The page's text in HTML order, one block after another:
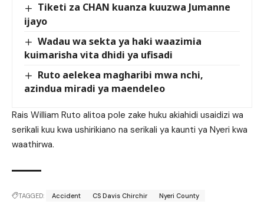
Tiketi za CHAN kuanza kuuzwa Jumanne
ijayo
Wadau wa sekta ya haki waazimia
kuimarisha vita dhidi ya ufisadi
Ruto aelekea magharibi mwa nchi,
azindua miradi ya maendeleo
Rais William Ruto alitoa pole zake huku akiahidi usaidizi wa
serikali kuu kwa ushirikiano na serikali ya kaunti ya Nyeri kwa
waathirwa.
TAGGED: Accident CS Davis Chirchir Nyeri County